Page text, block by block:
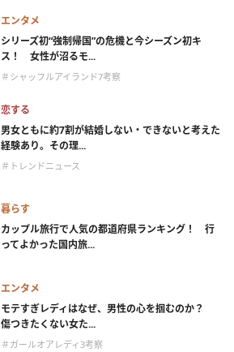
エンタメ
シリーズ初“強制帰国”の危機と今シーズン初キ
ス！ 女性が沼るモ...
＃シャッフルアイランド7考察
恋する
男女ともに約7割が結婚しない・できないと考えた
経験あり。その理...
＃トレンドニュース
暮らす
カップル旅行で人気の都道府県ランキング！ 行
ってよかった国内旅...
エンタメ
モテすぎレディはなぜ、男性の心を掴むのか？
傷つきたくない女た...
＃ガールオアレディ3考察